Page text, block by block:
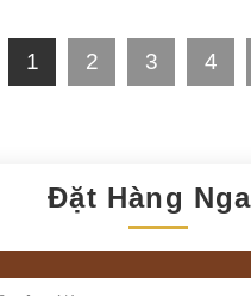
1 2 3 4
Đặt Hàng